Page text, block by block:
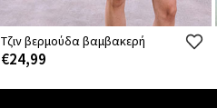
Τζιν βερμούδα βαμβακερή
€24,99